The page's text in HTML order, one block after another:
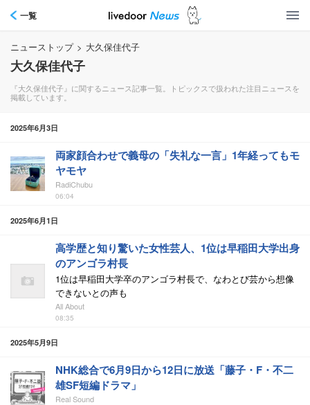
一覧
ニューストップ > 大久保佳代子
大久保佳代子
『大久保佳代子』に関するニュース記事一覧。トピックスで扱われた注目ニュースを
掲載しています。
2025年6月3日
両家顔合わせで義母の「失礼な一言」1年経ってもモ
ヤモヤ
RadiChubu
06:04
2025年6月1日
高学歴と知り驚いた女性芸人、1位は早稲田大学出身
のアンゴラ村長
1位は早稲田大学卒のアンゴラ村長で、なわとび芸から想像
できないとの声も
All About
08:35
2025年5月9日
NHK総合で6月9日から12日に放送「藤子・F・不二
雄SF短編ドラマ」
Real Sound